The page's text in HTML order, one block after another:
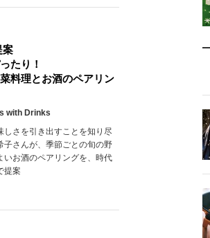
案
たり！
料理とお酒のペアリン
with Drinks
しさを引き出すことを知り尽
子さんが、季節ごとの旬の野
いお酒のペアリングを、時代
提案